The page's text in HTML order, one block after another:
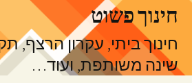
לדלג
לתוכןחינוך פשוט
חינוך ביתי, עקרון הרצף,
שינה משותפת, ועוד…